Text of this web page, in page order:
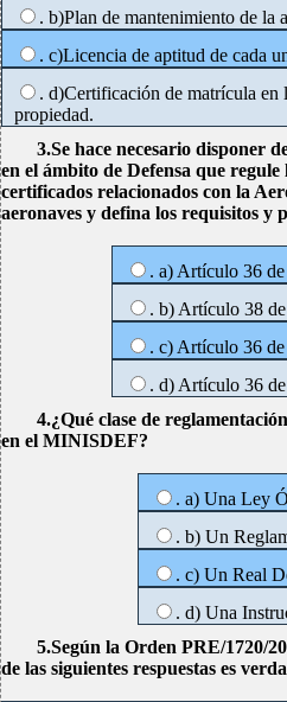
. b)Plan de mantenimiento de la
. c)Licencia de aptitud de cada
. d)Certificación de matrícula en
propiedad.
3.Se hace necesario disponer
en el ámbito de Defensa que
certificados relacionados con la
aeronaves y defina los requisitos y
. a) Artículo 36
. b) Artículo 38
. c) Artículo 36
. d) Artículo 36
4.¿Qué clase de
en el MINISDEF?
. a) Una Ley
. b) Un
. c) Un Real
. d) Una
5.Según la Orden PRE/1720/
de las siguientes respuestas es